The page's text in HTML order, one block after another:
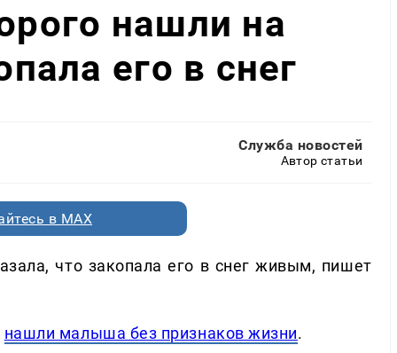
нашли на
его в снег
Служба новостей
Автор статьи
в MAX
что закопала его в снег живым, пишет
нашли малыша без признаков жизни.